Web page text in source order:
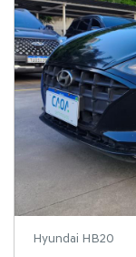
Hyundai HB20